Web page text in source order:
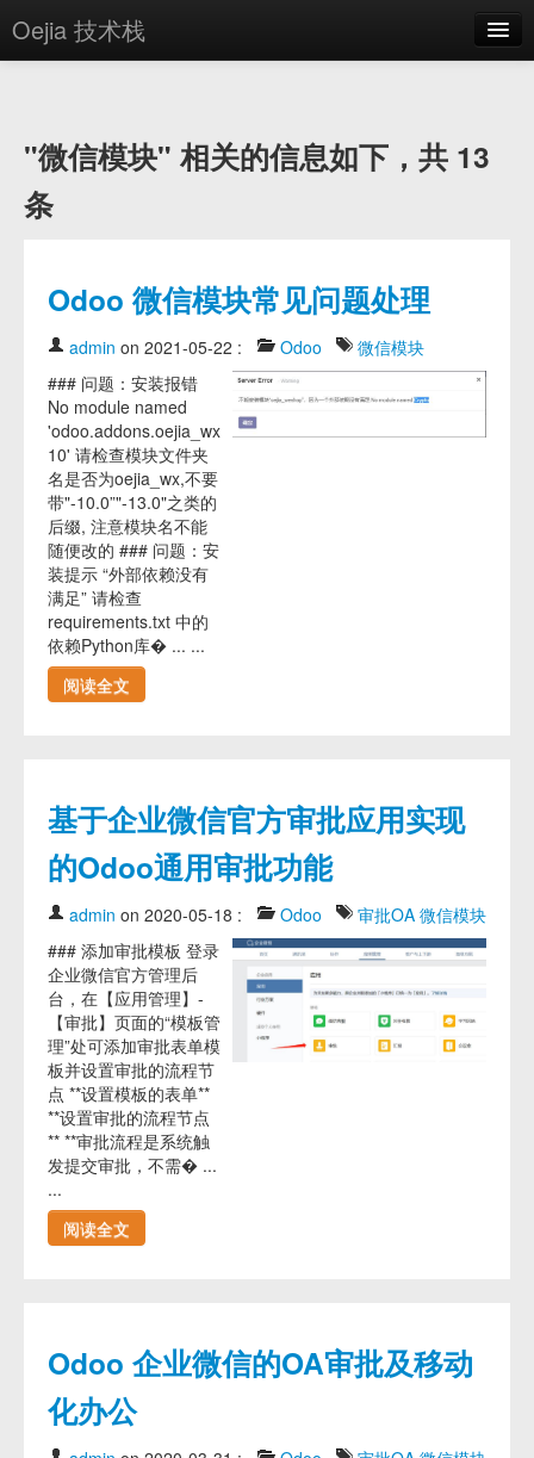
Oejia 技术栈
方案
OE学院
关于
登录
"微信模块" 相关的信息如下，共 13
条
Odoo 微信模块常见问题处理
admin on 2021-05-22 : Odoo
微信模块
### 问题：安装报错
No module named
'odoo.addons.oejia_wx-
10' 请检查模块文件夹
名是否为oejia_wx,不要
带"-10.0”"-13.0"之类的
后缀, 注意模块名不能
随便改的 ### 问题：安
装提示 “外部依赖没有
满足” 请检查
requirements.txt 中的
依赖Python库� ... ...
阅读全文
基于企业微信官方审批应用实现
的Odoo通用审批功能
admin on 2020-05-18 : Odoo 审批OA 微信模块
### 添加审批模板 登录
企业微信官方管理后
台，在【应用管理】-
【审批】页面的“模板管
理”处可添加审批表单模
板并设置审批的流程节
点 **设置模板的表单**
**设置审批的流程节点
** **审批流程是系统触
发提交审批，不需� ...
...
阅读全文
Odoo 企业微信的OA审批及移动
化办公